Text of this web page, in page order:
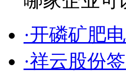
·开磷矿肥
·祥云股份